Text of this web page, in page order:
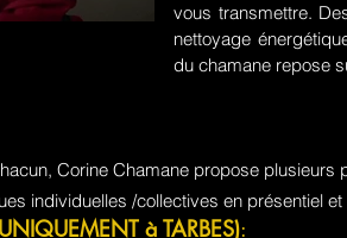
vous transmettre.
nettoyage
du chamane repose
Corine Chamane propose plusieurs
individuelles /collectives en présentiel
à TARBES):